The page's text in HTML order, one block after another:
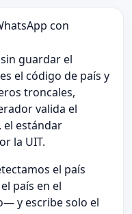
con
guardar el
es el código de país y
troncales,
valida el
, el estándar
la UIT.
el país
país en el
y escribe solo el